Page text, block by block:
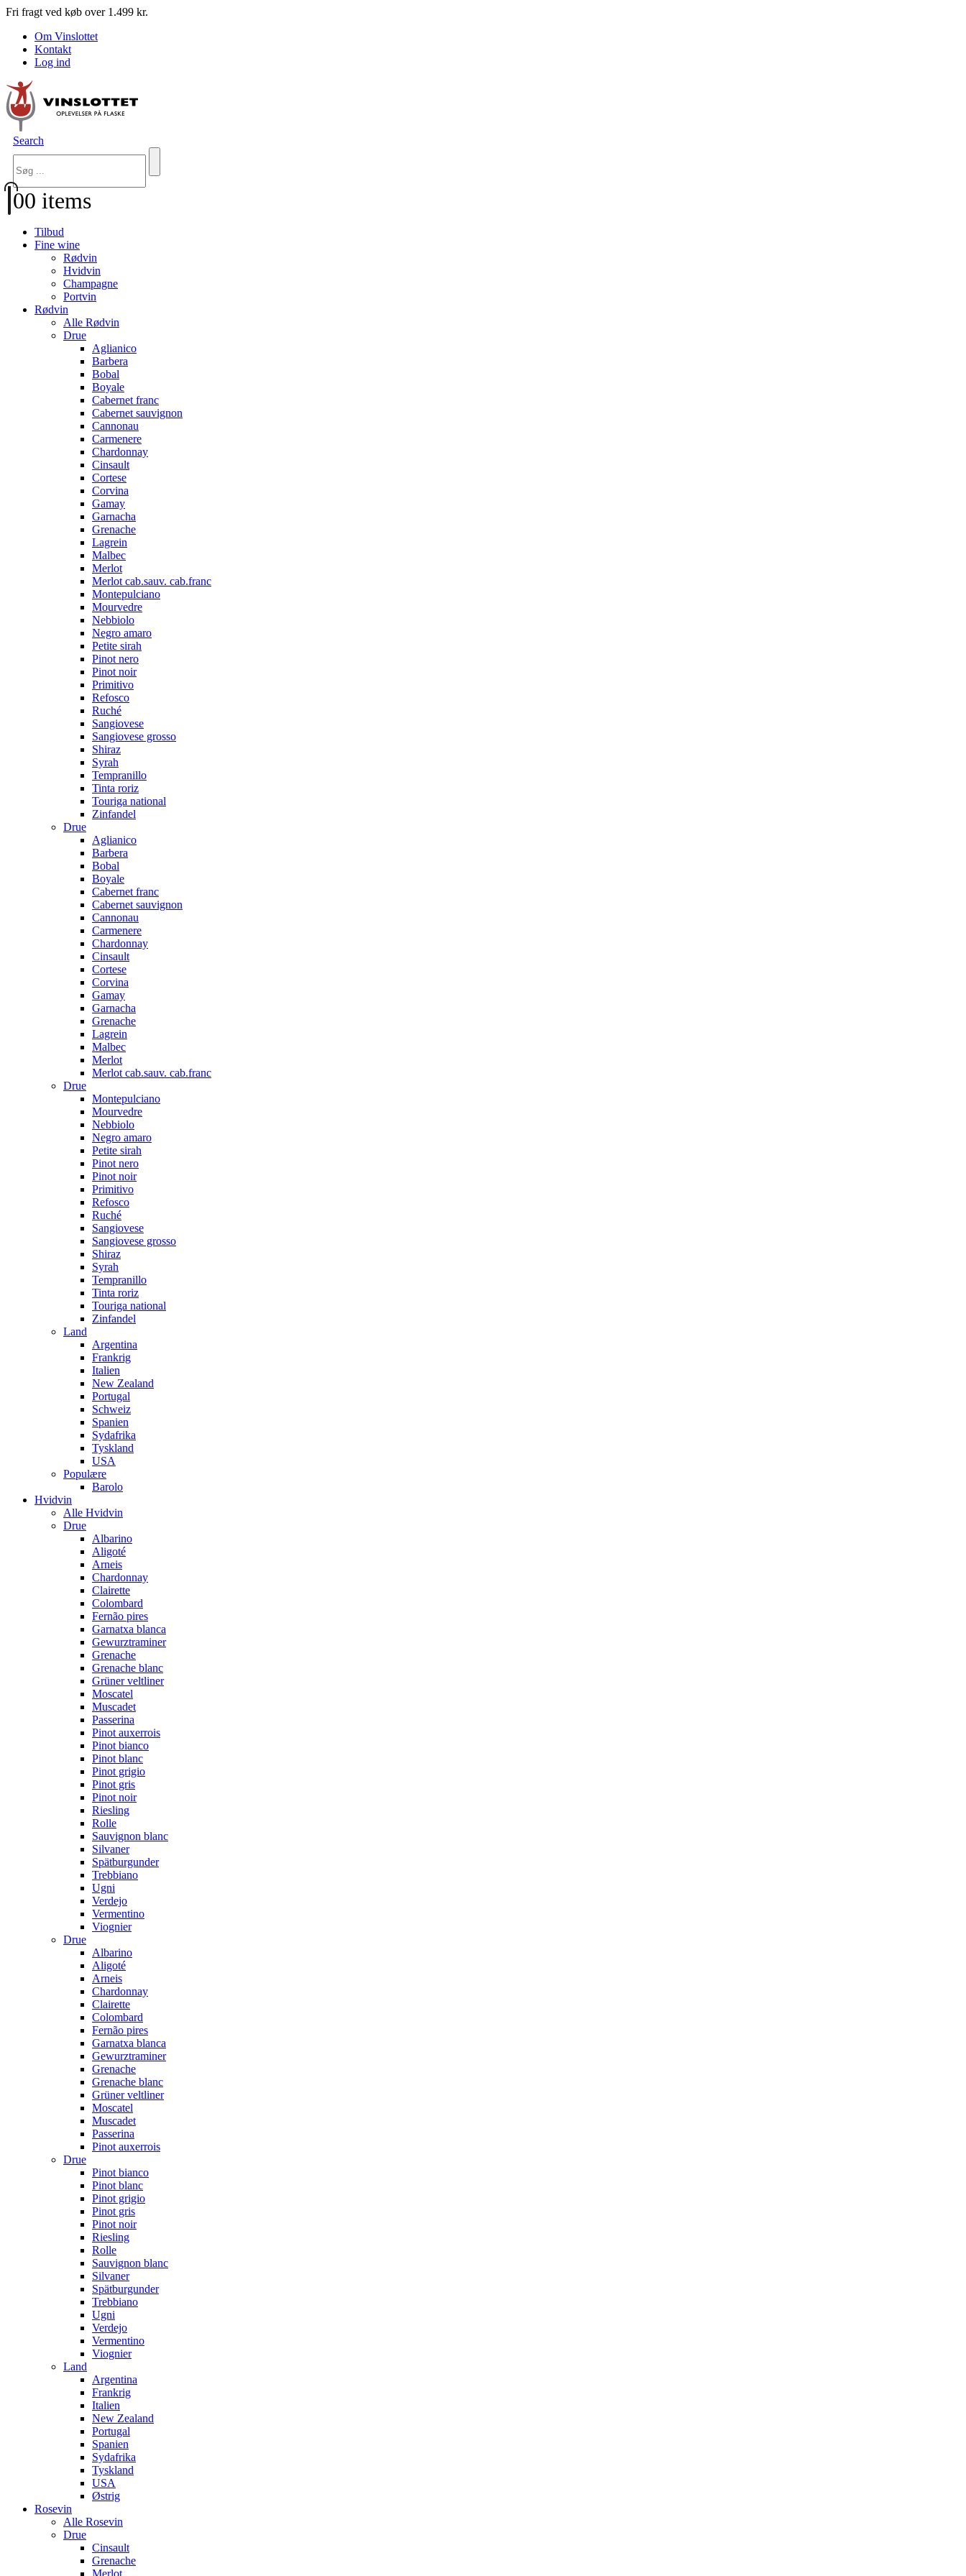
Fri fragt ved køb over 1.499 kr.
Om Vinslottet
Kontakt
Log ind
Search
00 items
Tilbud
Fine wine
Rødvin
Hvidvin
Champagne
Portvin
Rødvin
Alle Rødvin
Drue
Aglianico
Barbera
Bobal
Boyale
Cabernet franc
Cabernet sauvignon
Cannonau
Carmenere
Chardonnay
Cinsault
Cortese
Corvina
Gamay
Garnacha
Grenache
Lagrein
Malbec
Merlot
Merlot cab.sauv. cab.franc
Montepulciano
Mourvedre
Nebbiolo
Negro amaro
Petite sirah
Pinot nero
Pinot noir
Primitivo
Refosco
Ruché
Sangiovese
Sangiovese grosso
Shiraz
Syrah
Tempranillo
Tinta roriz
Touriga national
Zinfandel
Drue
Aglianico
Barbera
Bobal
Boyale
Cabernet franc
Cabernet sauvignon
Cannonau
Carmenere
Chardonnay
Cinsault
Cortese
Corvina
Gamay
Garnacha
Grenache
Lagrein
Malbec
Merlot
Merlot cab.sauv. cab.franc
Drue
Montepulciano
Mourvedre
Nebbiolo
Negro amaro
Petite sirah
Pinot nero
Pinot noir
Primitivo
Refosco
Ruché
Sangiovese
Sangiovese grosso
Shiraz
Syrah
Tempranillo
Tinta roriz
Touriga national
Zinfandel
Land
Argentina
Frankrig
Italien
New Zealand
Portugal
Schweiz
Spanien
Sydafrika
Tyskland
USA
Populære
Barolo
Hvidvin
Alle Hvidvin
Drue
Albarino
Aligoté
Arneis
Chardonnay
Clairette
Colombard
Fernão pires
Garnatxa blanca
Gewurztraminer
Grenache
Grenache blanc
Grüner veltliner
Moscatel
Muscadet
Passerina
Pinot auxerrois
Pinot bianco
Pinot blanc
Pinot grigio
Pinot gris
Pinot noir
Riesling
Rolle
Sauvignon blanc
Silvaner
Spätburgunder
Trebbiano
Ugni
Verdejo
Vermentino
Viognier
Drue
Albarino
Aligoté
Arneis
Chardonnay
Clairette
Colombard
Fernão pires
Garnatxa blanca
Gewurztraminer
Grenache
Grenache blanc
Grüner veltliner
Moscatel
Muscadet
Passerina
Pinot auxerrois
Drue
Pinot bianco
Pinot blanc
Pinot grigio
Pinot gris
Pinot noir
Riesling
Rolle
Sauvignon blanc
Silvaner
Spätburgunder
Trebbiano
Ugni
Verdejo
Vermentino
Viognier
Land
Argentina
Frankrig
Italien
New Zealand
Portugal
Spanien
Sydafrika
Tyskland
USA
Østrig
Rosevin
Alle Rosevin
Drue
Cinsault
Grenache
Merlot